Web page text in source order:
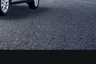
X
499 000 ₽